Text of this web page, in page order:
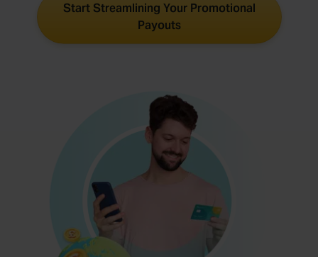
Start Streamlining Your Promotional
Payouts